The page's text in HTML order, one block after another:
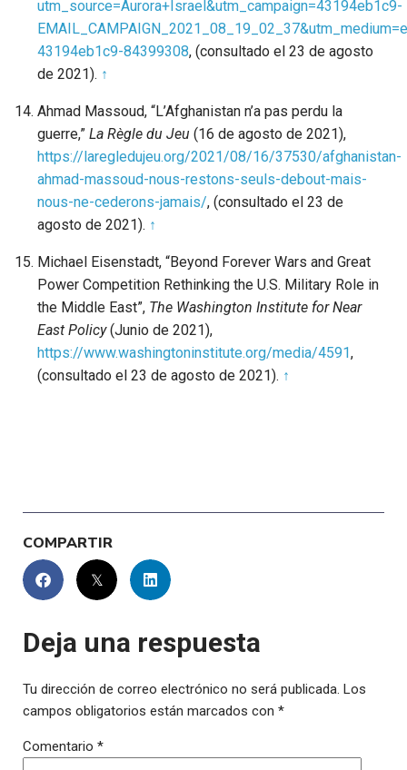
utm_source=Aurora+Israel&utm_campaign=43194eb1c9-
43194eb1c9-84399308, (consultado el 23 de agosto
de 2021). ↑
Ahmad Massoud, “L’Afghanistan n’a pas perdu la
guerre,” La Règle du Jeu (16 de agosto de 2021),
https://laregledujeu.org/2021/08/16/37530/afghanistan-
ahmad-massoud-nous-restons-seuls-debout-mais-
nous-ne-cederons-jamais/, (consultado el 23 de
agosto de 2021). ↑
Michael Eisenstadt, “Beyond Forever Wars and Great
Power Competition Rethinking the U.S. Military Role in
the Middle East”, The Washington Institute for Near
East Policy(Junio de 2021),
https://www.washingtoninstitute.org/media/4591,
(consultado el 23 de agosto de 2021). ↑
COMPARTIR
Deja una respuesta
Tu dirección de correo electrónico no será publicada. Los
campos obligatorios están marcados con *
Comentario *